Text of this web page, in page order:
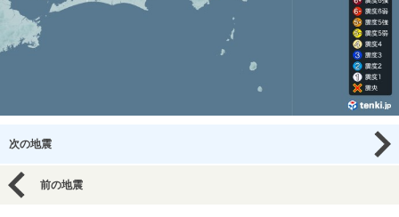
次の地震
前の地震